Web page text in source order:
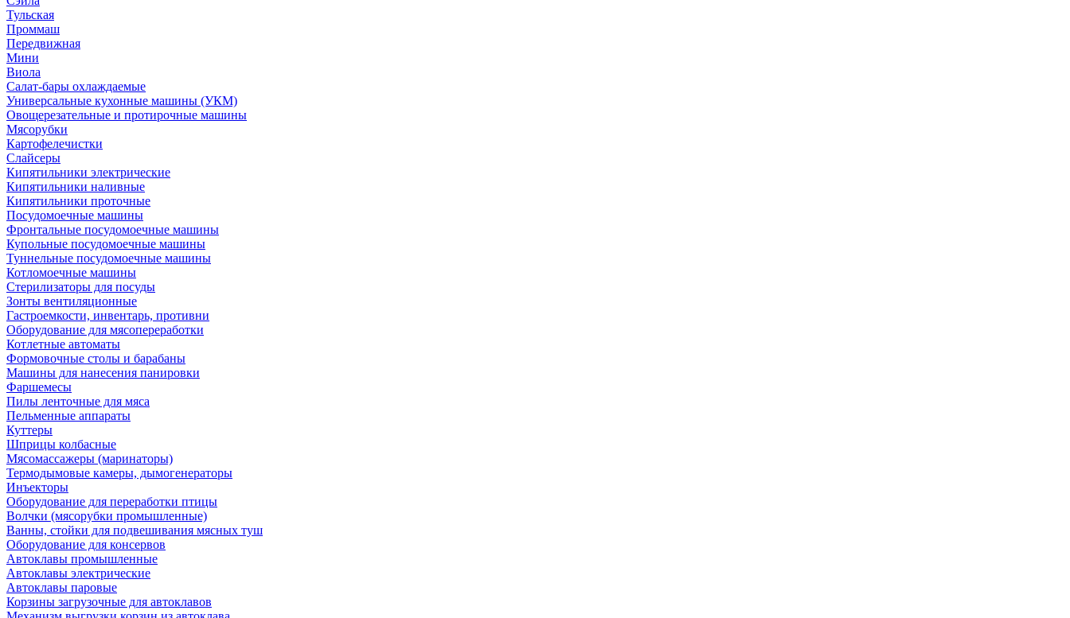
Тульская
Проммаш
Передвижная
Мини
Виола
Салат-бары охлаждаемые
Универсальные кухонные машины (УКМ)
Овощерезательные и протирочные машины
Мясорубки
Картофелечистки
Слайсеры
Кипятильники электрические
Кипятильники наливные
Кипятильники проточные
Посудомоечные машины
Фронтальные посудомоечные машины
Купольные посудомоечные машины
Туннельные посудомоечные машины
Котломоечные машины
Стерилизаторы для посуды
Зонты вентиляционные
Гастроемкости, инвентарь, противни
Оборудование для мясопереработки
Котлетные автоматы
Формовочные столы и барабаны
Машины для нанесения панировки
Фаршемесы
Пилы ленточные для мяса
Пельменные аппараты
Куттеры
Шприцы колбасные
Мясомассажеры (маринаторы)
Термодымовые камеры, дымогенераторы
Инъекторы
Оборудование для переработки птицы
Волчки (мясорубки промышленные)
Ванны, стойки для подвешивания мясных туш
Оборудование для консервов
Автоклавы промышленные
Автоклавы электрические
Автоклавы паровые
Корзины загрузочные для автоклавов